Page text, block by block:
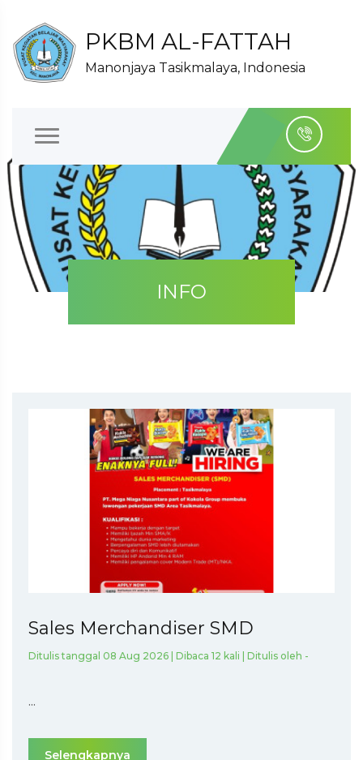
PKBM AL-FATTAH
Manonjaya Tasikmalaya, Indonesia
INFO
Sales Merchandiser SMD
Ditulis tanggal 08 Aug 2026 | Dibaca 12 kali | Ditulis oleh -
...
Selengkapnya